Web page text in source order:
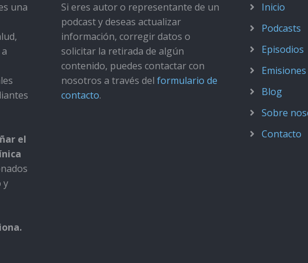
una
el
y
Si eres autor o representante de un
podcast y deseas actualizar
información, corregir datos o
solicitar la retirada de algún
contenido, puedes contactar con
nosotros a través del formulario de
contacto.
Inicio
Podcasts
Episodios
Blog
Sobre
Contacto